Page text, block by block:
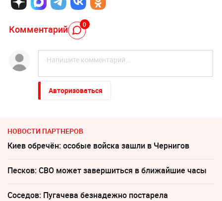
Комментарий 0
Авторизоваться
НОВОСТИ ПАРТНЕРОВ
Киев обречён: особые войска зашли в Чернигов
Песков: СВО может завершиться в ближайшие часы
Соседов: Пугачева безнадежно постарела